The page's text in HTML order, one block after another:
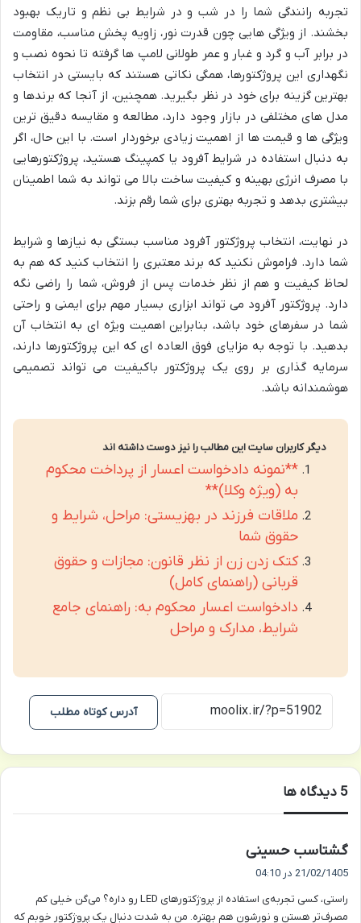
تجربه رانندگی شما را در شب و در شرایط بی نظم و تاریک بهبود
بخشند. از ویژگی هایی چون قدرت نور، زاویه پخش مناسب، مقاومت
در برابر آب و گرد و غبار و عمر طولانی لامپ ها گرفته تا نحوه نصب و
نگهداری این پروژکتورها، همگی نکاتی هستند که بایستی در انتخاب
بهترین گزینه برای خود در نظر بگیرید. همچنین، از آنجا که برندها و
مدل های مختلفی در بازار وجود دارد، مطالعه و مقایسه دقیق ترین
ویژگی ها و قیمت ها از اهمیت زیادی برخوردار است. با این حال، اگر
به دنبال استفاده در شرایط آفرود یا کمپینگ هستید، پروژکتورهایی
با مصرف انرژی بهینه و کیفیت ساخت بالا می تواند به شما اطمینان
بیشتری بدهد و تجربه بهتری برای شما رقم بزند.
در نهایت، انتخاب پروژکتور آفرود مناسب بستگی به نیازها و شرایط
شما دارد. فراموش نکنید که برند معتبری را انتخاب کنید که هم به
لحاظ کیفیت و هم از نظر خدمات پس از فروش، شما را راضی نگه
دارد. پروژکتور آفرود می تواند ابزاری بسیار مهم برای ایمنی و راحتی
شما در سفرهای خود باشد، بنابراین اهمیت ویژه ای به انتخاب آن
بدهید. با توجه به مزایای فوق العاده ای که این پروژکتورها دارند،
سرمایه گذاری بر روی یک پروژکتور باکیفیت می تواند تصمیمی
هوشمندانه باشد.
دیگر کاربران سایت این مطالب را نیز دوست داشته اند
**نمونه دادخواست اعسار از پرداخت محکوم
به (ویژه وکلا)**
ملاقات فرزند در بهزیستی: مراحل، شرایط و
حقوق شما
کتک زدن زن از نظر قانون: مجازات و حقوق
قربانی (راهنمای کامل)
دادخواست اعسار محکوم به: راهنمای جامع
شرایط، مدارک و مراحل
آدرس کوتاه مطلب
‫5 دیدگاه ها
گشتاسب حسینی
:
21/02/1405 در 04:10
راستی، کسی تجربه‌ی استفاده از پروژکتورهای LED رو داره؟ می‌گن خیلی کم
مصرف‌تر هستن و نورشون هم بهتره. من به شدت دنبال یک پروژکتور خوبم که